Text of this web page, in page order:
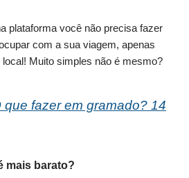
plataforma você não precisa fazer
com a sua viagem, apenas
Muito simples não é mesmo?
que fazer em gramado? 14
mais barato?